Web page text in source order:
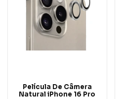
Película De Câmera
Natural iPhone 16 Pro